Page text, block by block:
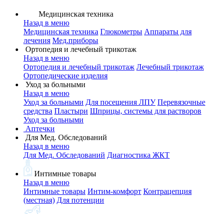
Медицинская техника
Назад в меню
Медицинская техника Глюкометры Аппараты для
лечения Мед.приборы
Ортопедия и лечебный трикотаж
Назад в меню
Ортопедия и лечебный трикотаж Лечебный трикотаж
Ортопедические изделия
Уход за больными
Назад в меню
Уход за больными Для посещения ЛПУ Перевязочные
средства Пластыри Шприцы, системы для растворов
Уход за больными
Аптечки
Для Мед. Обследований
Назад в меню
Для Мед. Обследований Диагностика ЖКТ
Интимные товары
Назад в меню
Интимные товары Интим-комфорт Контрацепция
(местная) Для потенции